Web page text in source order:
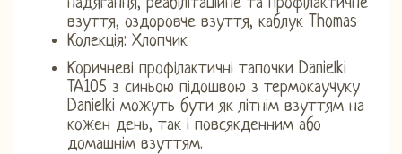
взуття, оздоровче взуття, каблук Thomas
Колекція: Хлопчик
Коричневі профілактичні тапочки Danielki
TA105 з синьою підошвою з термокаучуку
Danielki можуть бути як літнім взуттям на
кожен день, так і повсякденним або
домашнім взуттям.